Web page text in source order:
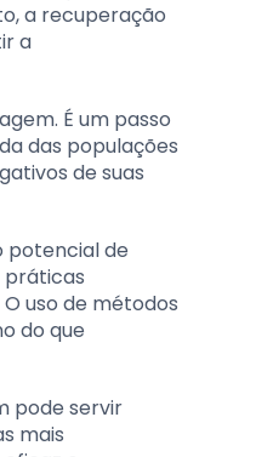
a recuperação
a
É um passo
das populações
de suas
potencial de
práticas
uso de métodos
do que
pode servir
mais